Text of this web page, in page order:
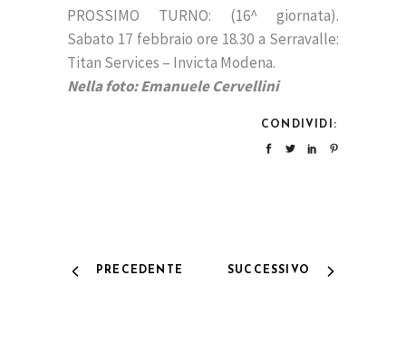
PROSSIMO TURNO: (16^ giornata).
Sabato 17 febbraio ore 18.30 a Serravalle:
Titan Services – Invicta Modena.
Nella foto: Emanuele Cervellini
CONDIVIDI:
PRECEDENTE SUCCESSIVO